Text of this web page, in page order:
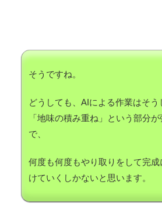
そうですね。
どうしても、AIによる作業はそう
「地味の積み重ね」という部分
で、
何度も何度もやり取りをして完成
けていくしかないと思います。